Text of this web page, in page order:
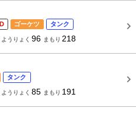
D ゴーケツ タンク
ようりょく 96 まもり 218
タンク
ようりょく 85 まもり 191